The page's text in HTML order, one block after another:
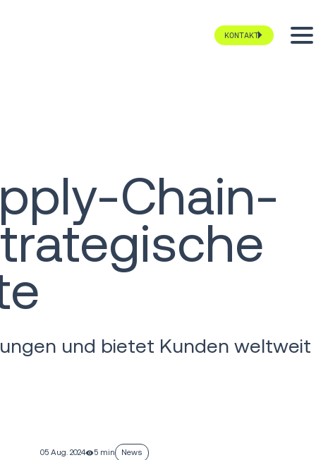
KONTAKT
Chain-
und bietet Kunden weltweit
05 Aug. 2024 5 min News